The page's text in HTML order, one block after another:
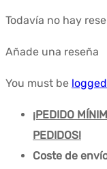
Todavía no hay
Añade una reseña
You must be
¡PEDIDO
PEDIDOS!
Coste de